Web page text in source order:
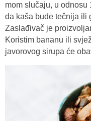
mom slučaju, u odnosu
da kaša bude tečnija ili
Zaslađivač je
Koristim bananu ili
javorovog sirupa će